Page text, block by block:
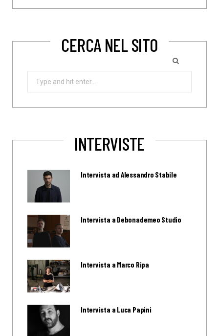
CERCA NEL SITO
Search
INTERVISTE
Intervista ad Alessandro Stabile
Intervista a Debonademeo Studio
Intervista a Marco Ripa
Intervista a Luca Papini